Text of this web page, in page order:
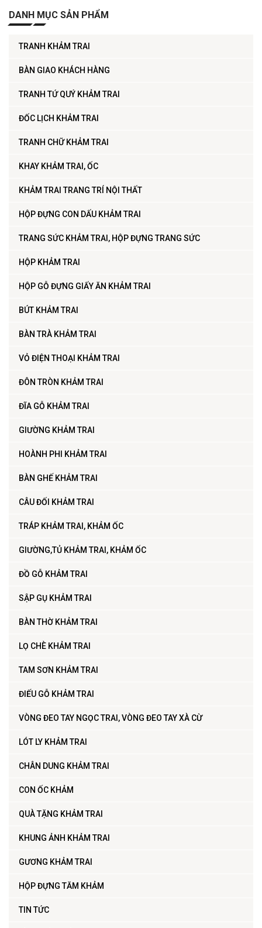
DANH MỤC SẢN PHẨM
TRANH KHẢM TRAI
BÀN GIAO KHÁCH HÀNG
TRANH TỨ QUÝ KHẢM TRAI
ĐỐC LỊCH KHẢM TRAI
TRANH CHỮ KHẢM TRAI
KHAY KHẢM TRAI, ỐC
KHẢM TRAI TRANG TRÍ NỘI THẤT
HỘP ĐỰNG CON DẤU KHẢM TRAI
TRANG SỨC KHẢM TRAI, HỘP ĐỰNG TRANG SỨC
HỘP KHẢM TRAI
HỘP GỖ ĐỰNG GIẤY ĂN KHẢM TRAI
BÚT KHẢM TRAI
BÀN TRÀ KHẢM TRAI
VỎ ĐIỆN THOẠI KHẢM TRAI
ĐÔN TRÒN KHẢM TRAI
ĐĨA GỖ KHẢM TRAI
GIƯỜNG KHẢM TRAI
HOÀNH PHI KHẢM TRAI
BÀN GHẾ KHẢM TRAI
CÂU ĐỐI KHẢM TRAI
TRÁP KHẢM TRAI, KHẢM ỐC
GIƯỜNG,TỦ KHẢM TRAI, KHẢM ỐC
ĐỒ GỖ KHẢM TRAI
SẬP GỤ KHẢM TRAI
BÀN THỜ KHẢM TRAI
LỌ CHÈ KHẢM TRAI
TAM SƠN KHẢM TRAI
ĐIẾU GỖ KHẢM TRAI
VÒNG ĐEO TAY NGỌC TRAI, VÒNG ĐEO TAY XÀ CỪ
LÓT LY KHẢM TRAI
CHÂN DUNG KHẢM TRAI
CON ỐC KHẢM
QUÀ TẶNG KHẢM TRAI
KHUNG ẢNH KHẢM TRAI
GƯƠNG KHẢM TRAI
HỘP ĐỰNG TĂM KHẢM
TIN TỨC